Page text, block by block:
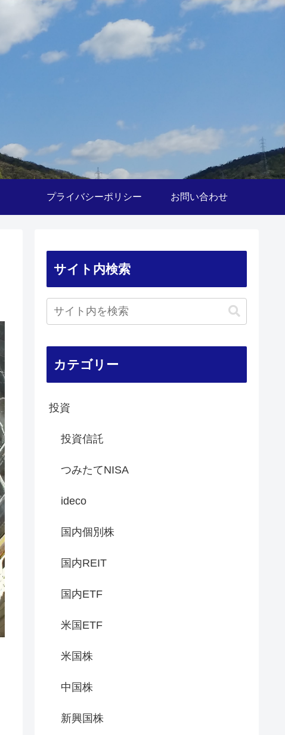
プライバシーポリシー お問い合わせ
サイト内検索
カテゴリー
投資
投資信託
つみたてNISA
ideco
国内個別株
国内REIT
国内ETF
米国ETF
米国株
中国株
新興国株